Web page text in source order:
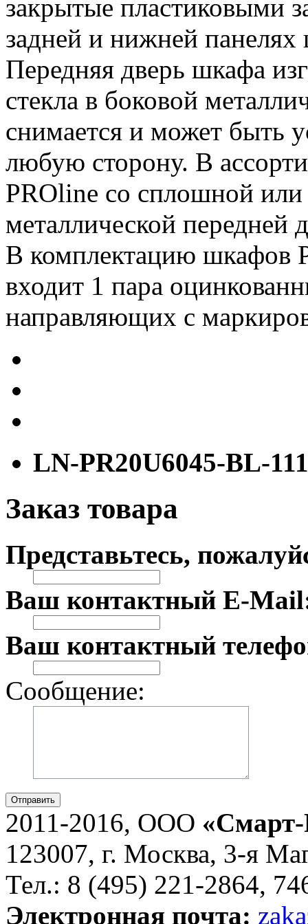
закрытые пластиковыми
задней и нижней
Передняя дверь шкафа
стекла в боковой
снимается и может быть
любую сторону. В
PROline со сплошной
металлической передней
В комплектацию шкафов
входит 1 пара
направляющих с
LN-PR20U6045-BL-111
Заказ товара
Представьтесь,
Ваш контактный E-
Ваш контактный
Сообщение:
Отправить
2011-2016, ООО
123007, г. Москва, 3-я
Тел.: 8 (495) 221-2864,
Электронная почта: